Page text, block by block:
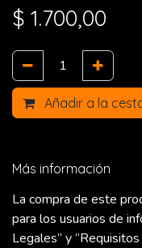
$ 1.700,00
Añadir a la
Más información
La compra de este
para los usuarios de
Legales” y